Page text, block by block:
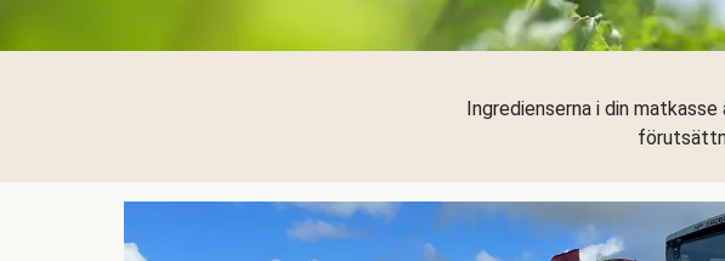
Ingredienserna i din